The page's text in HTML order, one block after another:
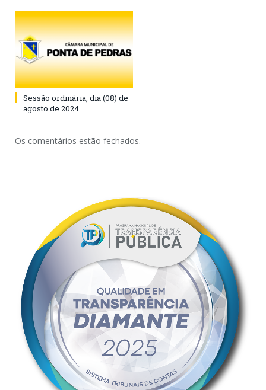
Sessão ordinária, dia (08) de
agosto de 2024
Os comentários estão fechados.